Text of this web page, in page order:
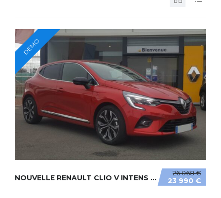
DEMO
26 068 €
23 990 €
NOUVELLE RENAULT CLIO V INTENS TCE 130CV